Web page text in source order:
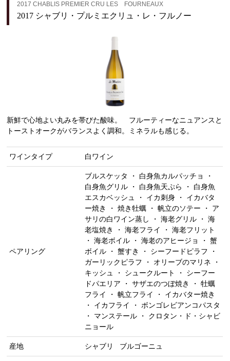
2017 CHABLIS PREMIER CRU LES FOURNEAUX
2017 シャブリ・プルミエクリュ・レ・フルノー
新鮮で心地よい丸みを帯びた酸味。 フルーティーなニュアンスと
トーストオークがバランスよく調和。ミネラルも感じる。
ワインタイプ 白ワイン
ペアリング
ブルスケッタ ・ 白身魚カルパッチョ ・
白身魚グリル ・ 白身魚天ぷら ・ 白身魚
エスカベッシュ ・ イカ刺身 ・ イカバタ
ー焼き ・ 焼き牡蠣 ・ 帆立のソテー ・ ア
サリの白ワイン蒸し ・ 海老グリル ・ 海
老塩焼き ・ 海老フライ ・ 海老フリット
・ 海老ボイル ・ 海老のアヒージョ ・ 蟹
ボイル ・ 蟹すき ・ シーフードピラフ ・
ガーリックピラフ ・ オリーブのマリネ ・
キッシュ ・ シュークルート ・ シーフー
ドパエリア ・ サザエのつぼ焼き ・ 牡蠣
フライ ・ 帆立フライ ・ イカバター焼き
・ イカフライ ・ ボンゴレビアンコパスタ
・ マンステール ・ クロタン・ド・シャビ
ニョール
産地 シャブリ ブルゴーニュ